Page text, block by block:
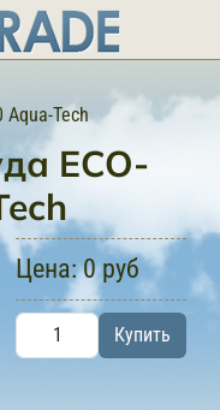
Aqua-Tech
ECO-
Цена:0 руб
Купить